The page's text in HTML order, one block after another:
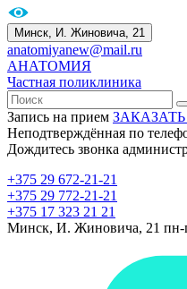
Минск, И. Жиновича, 21
anatomiyanew@mail.ru
АНАТОМИЯ
Частная поликлиника
Запись на прием
Неподтверждённая по
Дождитесь звонка
+375 29 672-21-21
+375 29 772-21-21
+375 17 323 21 21
Минск, И. Жиновича, 21 пн-